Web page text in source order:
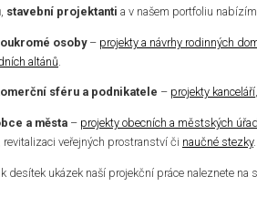
stavební projektanti a v našem portfoliu
osoby– projekty a návrhy rodinných
altánů
sféru a podnikatele – projekty kanceláří,
a města – projekty obecních a městských
, revitalizaci veřejných prostranství či naučné stezky.
desítek ukázek naší projekční práce naleznete na